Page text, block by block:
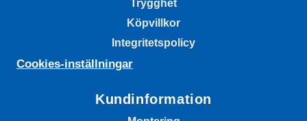
Trygghet
Köpvillkor
Integritetspolicy
Cookies-inställningar
Kundinformation